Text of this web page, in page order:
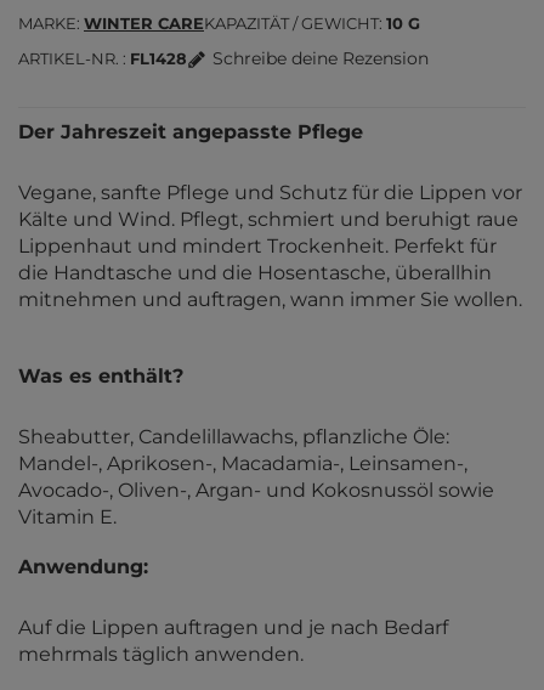
MARKE WINTER CAREKAPAZITÄT / GEWICHT 10 G
ARTIKEL-NR.
FL1428 Schreibe deine Rezension
Der Jahreszeit angepasste Pflege
Vegane, sanfte Pflege und Schutz für die Lippen vor
Kälte und Wind. Pflegt, schmiert und beruhigt raue
Lippenhaut und mindert Trockenheit. Perfekt für
die Handtasche und die Hosentasche, überallhin
mitnehmen und auftragen, wann immer Sie wollen.
Was es enthält?
Sheabutter, Candelillawachs, pflanzliche Öle:
Mandel-, Aprikosen-, Macadamia-, Leinsamen-,
Avocado-, Oliven-, Argan- und Kokosnussöl sowie
Vitamin E.
Anwendung:
Auf die Lippen auftragen und je nach Bedarf
mehrmals täglich anwenden.